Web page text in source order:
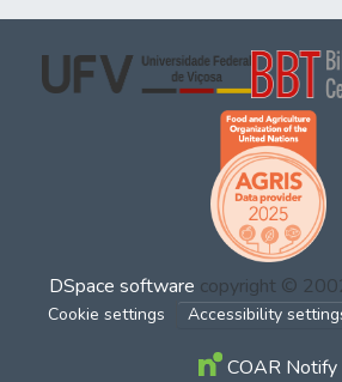
DSpace software copyright ©
Cookie settings Accessibility
COAR Notify